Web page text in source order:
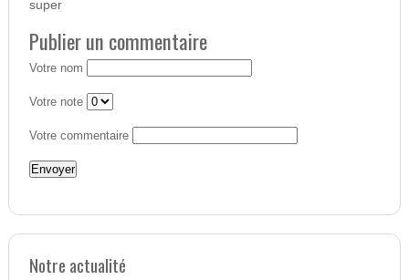
super
Publier un commentaire
Votre nom
Votre note
Votre commentaire
Notre actualité